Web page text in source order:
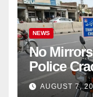
NEWS
No
Police
Bikes
AUGUST 7,